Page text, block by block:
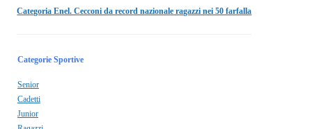
Categoria Enel. Cecconi da record nazionale ragazzi nei 50 farfalla
Categorie Sportive
Senior
Cadetti
Junior